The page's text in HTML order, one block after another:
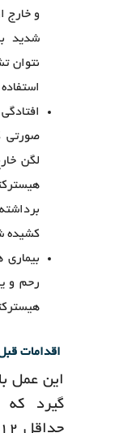
و خارج
شدید
نتوان
صورتی
لگن
کشیده
رحم و
اقدامات
این عمل
گیرد که